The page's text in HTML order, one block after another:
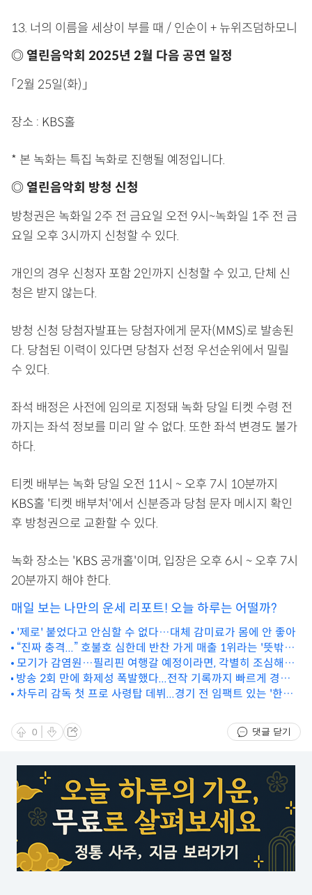
13. 너의 이름을 세상이 부를 때 / 인순이 + 뉴위즈덤하모니
◎ 열린음악회 2025년 2월 다음 공연 일정
「2월 25일(화)」
장소 : KBS홀
* 본 녹화는 특집 녹화로 진행될 예정입니다.
◎ 열린음악회 방청 신청
방청권은 녹화일 2주 전 금요일 오전 9시~녹화일 1주 전 금
요일 오후 3시까지 신청할 수 있다.
개인의 경우 신청자 포함 2인까지 신청할 수 있고, 단체 신
청은 받지 않는다.
방청 신청 당첨자발표는 당첨자에게 문자(MMS)로 발송된
다. 당첨된 이력이 있다면 당첨자 선정 우선순위에서 밀릴
수 있다.
좌석 배정은 사전에 임의로 지정돼 녹화 당일 티켓 수령 전
까지는 좌석 정보를 미리 알 수 없다. 또한 좌석 변경도 불가
하다.
티켓 배부는 녹화 당일 오전 11시 ~ 오후 7시 10분까지
KBS홀 '티켓 배부처'에서 신분증과 당첨 문자 메시지 확인
후 방청권으로 교환할 수 있다.
녹화 장소는 'KBS 공개홀'이며, 입장은 오후 6시 ~ 오후 7시
20분까지 해야 한다.
매일 보는 나만의 운세 리포트! 오늘 하루는 어떨까?
'제로' 붙었다고 안심할 수 없다…대체 감미료가 몸에 안 좋아
“진짜 충격...” 호불호 심한데 반찬 가게 매출 1위라는 '뜻밖의
한국음식'
모기가 감염원…필리핀 여행갈 예정이라면, 각별히 조심해야
하는 이유
방송 2회 만에 화제성 폭발했다...전작 기록까지 빠르게 경신
한 한국 드라마
차두리 감독 첫 프로 사령탑 데뷔...경기 전 임팩트 있는 '한마
0 댓글 닫기